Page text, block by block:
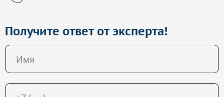
Получите ответ от эксперта!